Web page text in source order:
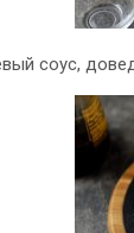
соус,